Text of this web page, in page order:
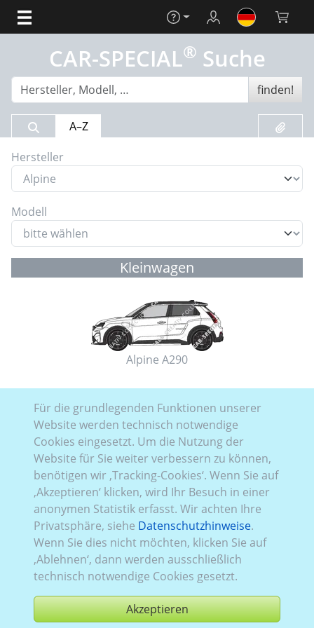
Hilfe Login
CAR-SPECIAL® Suche
finden!
Suchergebnis
A–Z
Hersteller
Modell
Kleinwagen
Alpine A290
SUV
Alpine A390
Sportwagen
Alpine A110
Für die grundlegenden Funktionen unserer
Website werden technisch notwendige
Cookies eingesetzt. Um die Nutzung der
Website für Sie weiter verbessern zu können,
benötigen wir ‚Tracking-Cookies‘. Wenn Sie auf
‚Akzeptieren‘ klicken, wird Ihr Besuch in einer
anonymen Statistik erfasst. Wir achten Ihre
Privatsphäre, siehe Datenschutzhinweise.
Wenn Sie dies nicht möchten, klicken Sie auf
‚Ablehnen‘, dann werden ausschließlich
technisch notwendige Cookies gesetzt.
Akzeptieren